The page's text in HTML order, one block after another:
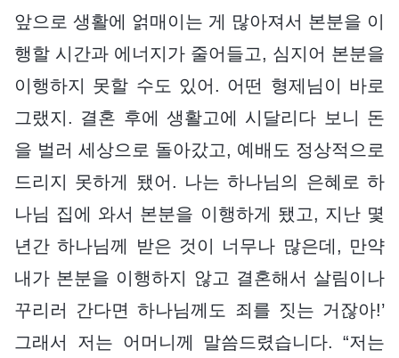
앞으로 생활에 얽매이는 게 많아져서 본분을 이
행할 시간과 에너지가 줄어들고, 심지어 본분을
이행하지 못할 수도 있어. 어떤 형제님이 바로
그랬지. 결혼 후에 생활고에 시달리다 보니 돈
을 벌러 세상으로 돌아갔고, 예배도 정상적으로
드리지 못하게 됐어. 나는 하나님의 은혜로 하
나님 집에 와서 본분을 이행하게 됐고, 지난 몇
년간 하나님께 받은 것이 너무나 많은데, 만약
내가 본분을 이행하지 않고 결혼해서 살림이나
꾸리러 간다면 하나님께도 죄를 짓는 거잖아!’
그래서 저는 어머니께 말씀드렸습니다. “저는